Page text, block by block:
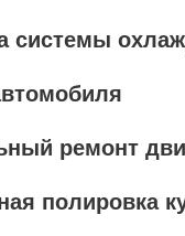
системы
ремонт
полировка